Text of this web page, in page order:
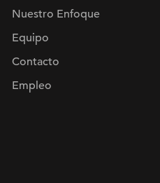
Nuestro Enfoque
Equipo
Contacto
Empleo